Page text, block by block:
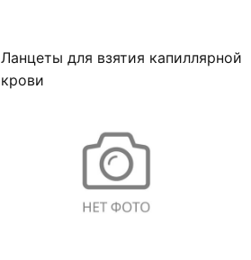
Ланцеты для взятия капиллярной
крови